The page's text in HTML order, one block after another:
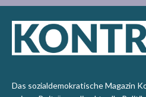
Das sozialdemokratische Magazin